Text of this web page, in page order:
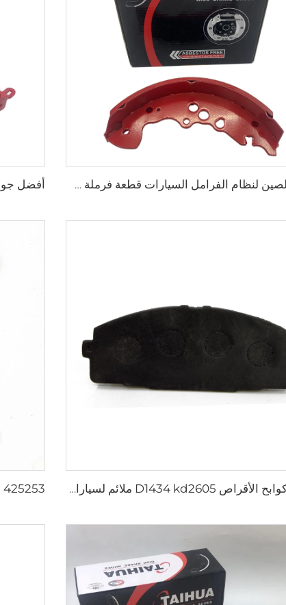
صانع الصين لنظام الفرامل السيارات قطعة فرملة سيارات
مصنع كوابح الأقراص D1434 kd2605 ملائم لسيارات تويوتا HIACE IV باص